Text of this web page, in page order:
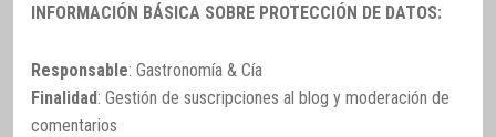
INFORMACIÓN BÁSICA SOBRE PROTECCIÓN DE DATOS:
Responsable: Gastronomía & Cía
Finalidad: Gestión de suscripciones al blog y moderación de
comentarios